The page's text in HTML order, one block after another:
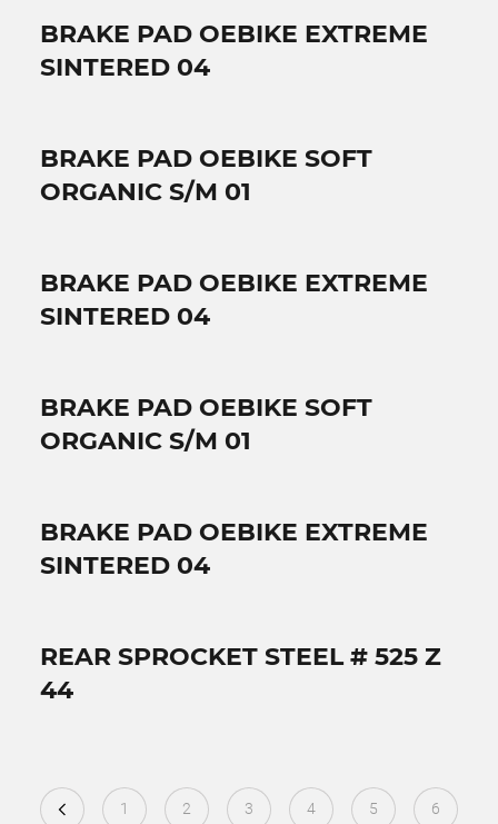
BRAKE PAD OEBIKE EXTREME
SINTERED 04
BRAKE PAD OEBIKE SOFT
ORGANIC S/M 01
BRAKE PAD OEBIKE EXTREME
SINTERED 04
BRAKE PAD OEBIKE SOFT
ORGANIC S/M 01
BRAKE PAD OEBIKE EXTREME
SINTERED 04
REAR SPROCKET STEEL # 525 Z
44
1 2 3 4 5 6